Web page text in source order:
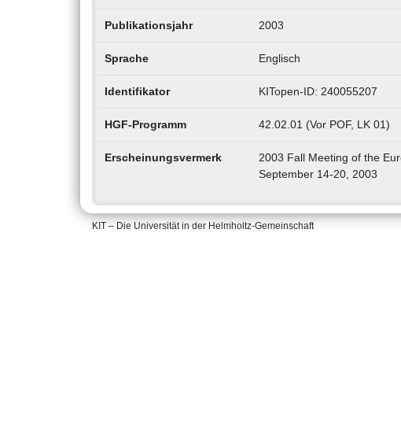
Publikationsjahr 2003
Sprache Englisch
Identifikator KITopen-ID: 240055207
HGF-Programm 42.02.01 (Vor POF, LK 01)
Erscheinungsvermerk
2003 Fall Meeting of the
September 14-20, 2003
KIT – Die Universität in der Helmholtz-Gemeinschaft